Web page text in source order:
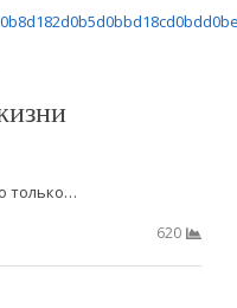
только…
620